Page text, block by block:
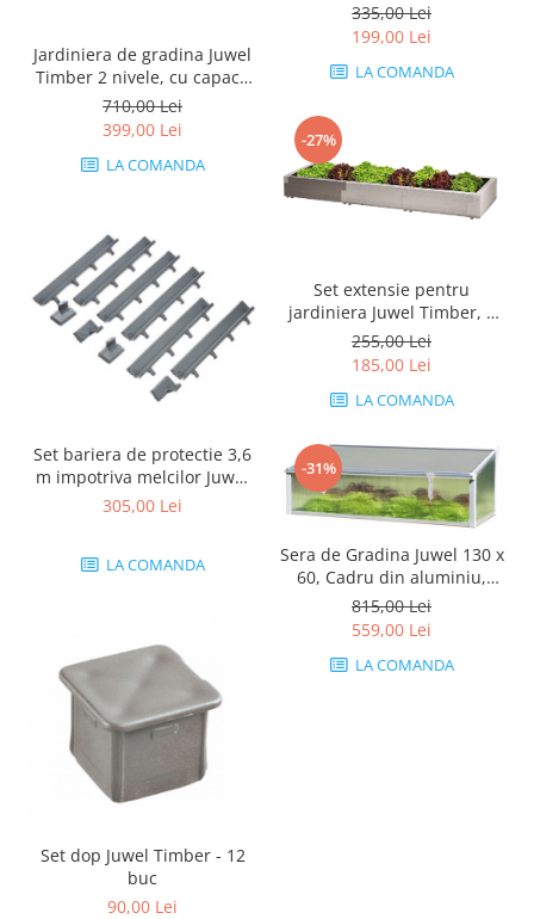
335,00 Lei
199,00 Lei
LA COMANDA
Jardiniera de gradina Juwel
Timber 2 nivele, cu capace
termice, 240 L
710,00 Lei
399,00 Lei
LA COMANDA
-27%
Set extensie pentru
jardiniera Juwel Timber, 2
elemente
255,00 Lei
185,00 Lei
LA COMANDA
Set bariera de protectie 3,6
m impotriva melcilor Juwel
Timber
305,00 Lei
LA COMANDA
-31%
Sera de Gradina Juwel 130 x
60, Cadru din aluminiu,
Rezistent-UV
815,00 Lei
559,00 Lei
LA COMANDA
Set dop Juwel Timber - 12
buc
90,00 Lei